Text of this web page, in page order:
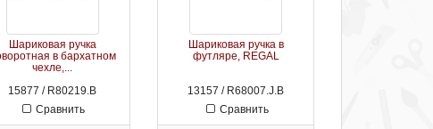
Шариковая ручка
в бархатном
чехле,...
15877 / R80219.B
Сравнить
Шариковая ручка в
футляре, REGAL
13157 / R68007.J.B
Сравнить